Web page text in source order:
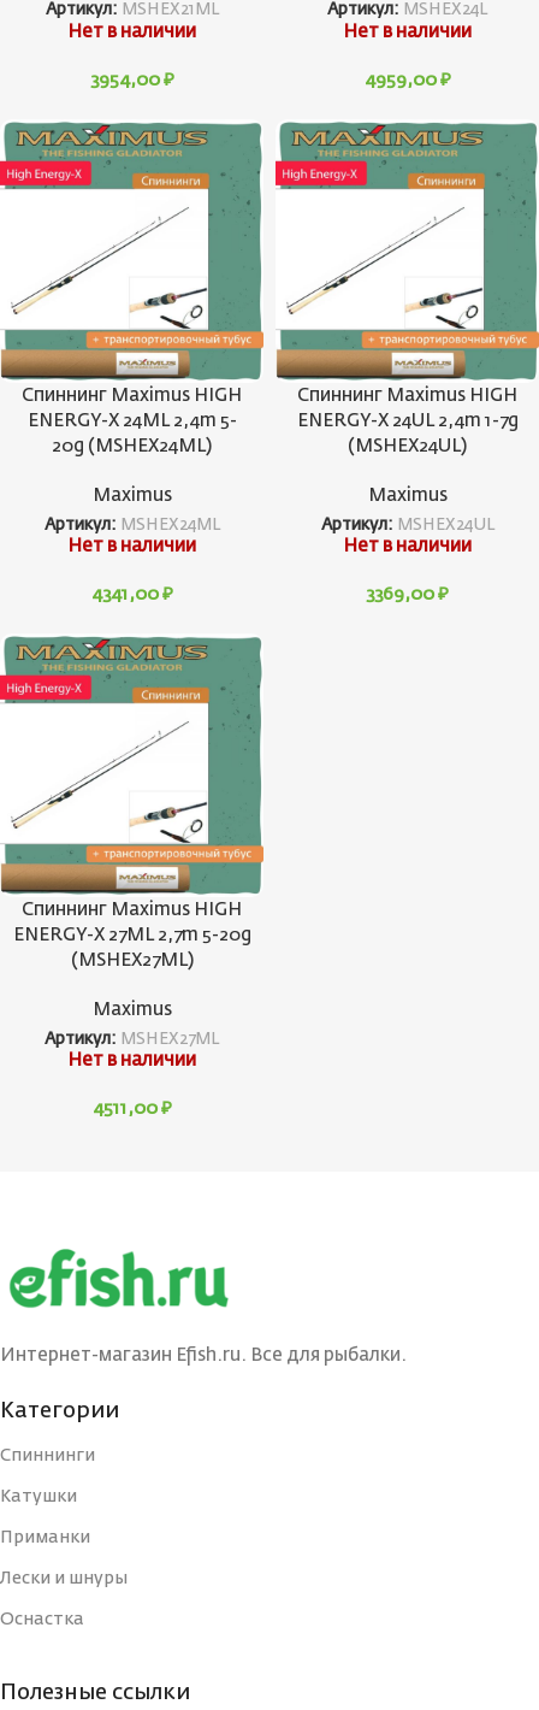
Артикул: MSHEX21ML
Нет в наличии
3954,00 ₽
Артикул: MSHEX24L
Нет в наличии
4959,00 ₽
Спиннинг Maximus HIGH
ENERGY-X 24ML 2,4m 5-
20g (MSHEX24ML)
Maximus
Артикул: MSHEX24ML
Нет в наличии
4341,00 ₽
Спиннинг Maximus HIGH
ENERGY-X 24UL 2,4m 1-7g
(MSHEX24UL)
Maximus
Артикул: MSHEX24UL
Нет в наличии
3369,00 ₽
Спиннинг Maximus HIGH
ENERGY-X 27ML 2,7m 5-20g
(MSHEX27ML)
Maximus
Артикул: MSHEX27ML
Нет в наличии
4511,00 ₽
Интернет-магазин Efish.ru. Все для рыбалки.
Категории
Спиннинги
Катушки
Приманки
Лески и шнуры
Оснастка
Полезные ссылки